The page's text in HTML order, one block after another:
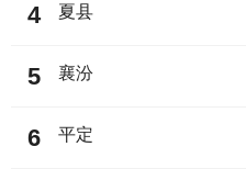
4 夏县
5 襄汾
6 平定